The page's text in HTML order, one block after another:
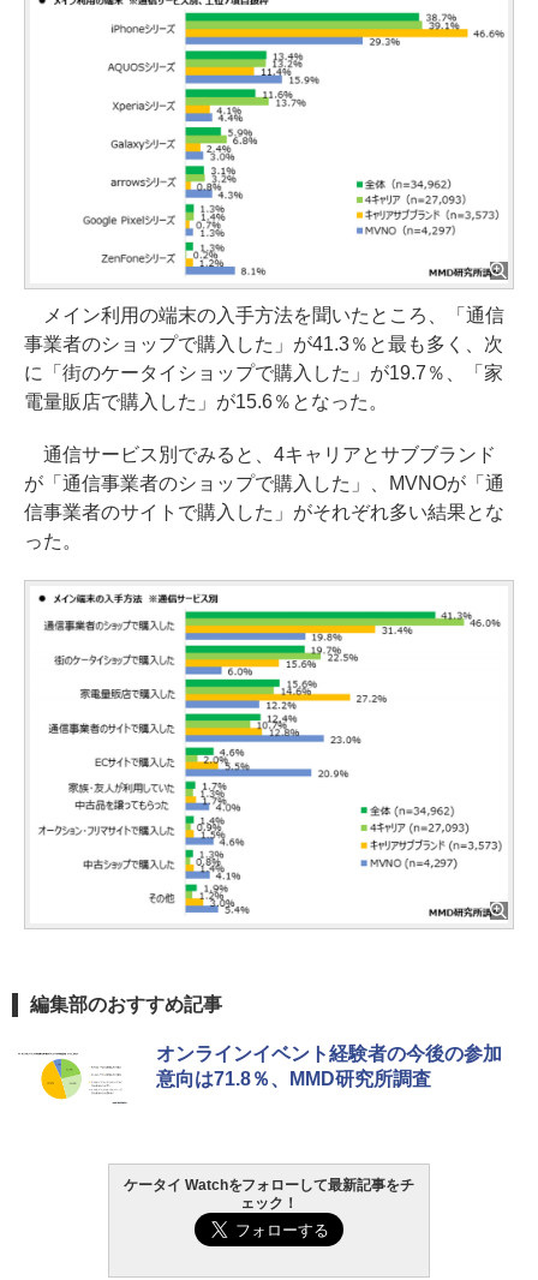
メイン利用の端末の入手方法を聞いたところ、「通信
事業者のショップで購入した」が41.3％と最も多く、次
に「街のケータイショップで購入した」が19.7％、「家
電量販店で購入した」が15.6％となった。
通信サービス別でみると、4キャリアとサブブランド
が「通信事業者のショップで購入した」、MVNOが「通
信事業者のサイトで購入した」がそれぞれ多い結果とな
った。
編集部のおすすめ記事
オンラインイベント経験者の今後の参加
意向は71.8％、MMD研究所調査
ケータイ Watchをフォローして最新記事をチ
ェック！